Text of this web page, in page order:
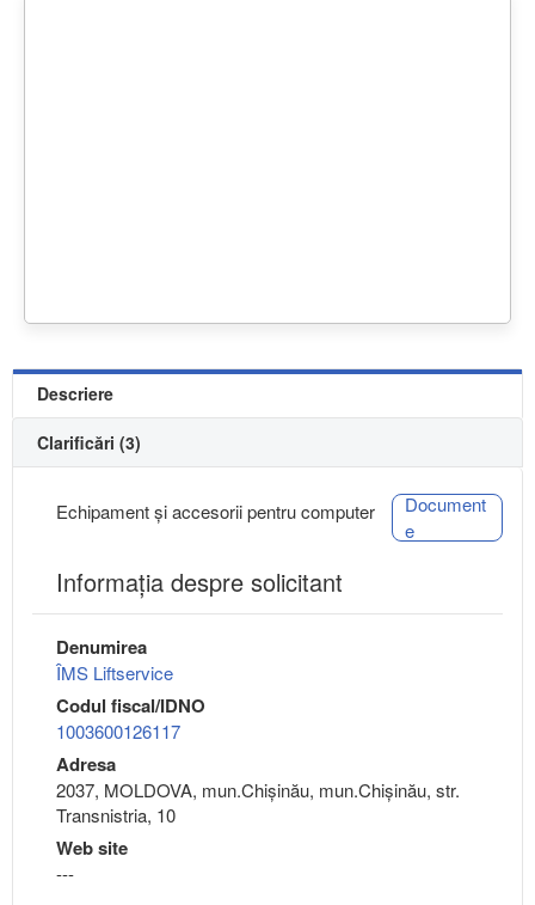
Descriere
Clarificări (3)
Echipament și accesorii pentru computer
Document
e
Informaţia despre solicitant
Denumirea
ÎMS Liftservice
Codul fiscal/IDNO
1003600126117
Adresa
2037, MOLDOVA, mun.Chişinău, mun.Chişinău, str.
Transnistria, 10
Web site
---